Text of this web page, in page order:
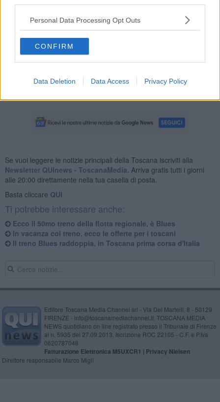
Personal Data Processing Opt Outs
CONFIRM
Data Deletion Data Access Privacy Policy
Dicomano (dal 4 al 6 Settembre), quello tra Borgo San Lorenzo e
Dicomano (3 e 4 ottobre), e quello tra Rufina e Pontassieve (17 e
18 Ottobre). Il completamento dell’intero programma di interventi è
previsto nel corso del 2027.
Durante i lavori per il rinnovo dell'infrastruttura nelle tratte
interessate dai cantieri la circolazione ferroviaria sarà
riprogrammata con limitazioni a Pontassieve – Contea o Dicomano.
Se vuoi leggere le notizie principali della Toscana iscriviti alla
Newsletter QUInews - ToscanaMedia. Arriva gratis tutti i giorni
alle 20:00 direttamente nella tua casella di posta.
Basta cliccare QUI
Ti potrebbe interessare anche:
Ecco il 50mo treno della flotta regionale, è Blues
In vacanza col treno, ecco le offerte per i toscani
Il treno Blues raddoppia, in Toscana prima corsa d'Italia
Editore Toscana Media Channel srl - Via Dei Martelli, 8 - 50129
FIRENZE - info@toscanamediachannel.it. TOSCANA MEDIA
NEWS quotidiano on line registrato presso il Tribunale di Firenze
al n. 5935 del 27.09.2013. Iscrizione ROC 22105 - C.F. e P.Iva
0620787048
Fatturazione Elettronica M5UXCR1 | Privacy Nielsen
Direttore responsabile Marco Migli